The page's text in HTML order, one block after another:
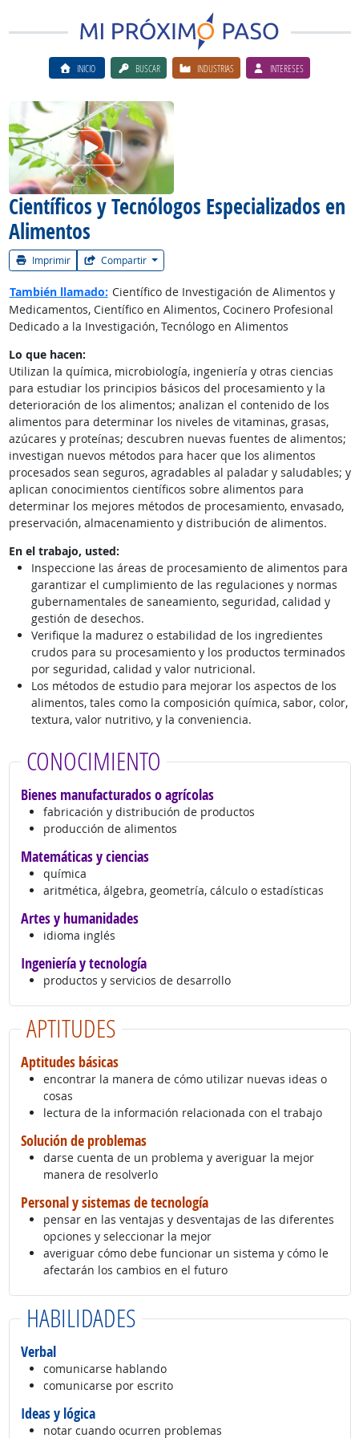
INICIO BUSCAR INDUSTRIAS INTERESES
Científicos y Tecnólogos Especializados en
Alimentos
Imprimir Compartir
Ver el vίdeo de la carrera
También llamado: Científico de Investigación de Alimentos y
Medicamentos, Científico en Alimentos, Cocinero Profesional
Dedicado a la Investigación, Tecnólogo en Alimentos
Lo que hacen:
Utilizan la química, microbiología, ingeniería y otras ciencias
para estudiar los principios básicos del procesamiento y la
deterioración de los alimentos; analizan el contenido de los
alimentos para determinar los niveles de vitaminas, grasas,
azúcares y proteínas; descubren nuevas fuentes de alimentos;
investigan nuevos métodos para hacer que los alimentos
procesados sean seguros, agradables al paladar y saludables; y
aplican conocimientos científicos sobre alimentos para
determinar los mejores métodos de procesamiento, envasado,
preservación, almacenamiento y distribución de alimentos.
En el trabajo, usted:
Inspeccione las áreas de procesamiento de alimentos para
garantizar el cumplimiento de las regulaciones y normas
gubernamentales de saneamiento, seguridad, calidad y
gestión de desechos.
Verifique la madurez o estabilidad de los ingredientes
crudos para su procesamiento y los productos terminados
por seguridad, calidad y valor nutricional.
Los métodos de estudio para mejorar los aspectos de los
alimentos, tales como la composición química, sabor, color,
textura, valor nutritivo, y la conveniencia.
CONOCIMIENTO
Bienes manufacturados o agrícolas
fabricación y distribución de productos
producción de alimentos
Matemáticas y ciencias
química
aritmética, álgebra, geometría, cálculo o estadísticas
Artes y humanidades
idioma inglés
Ingeniería y tecnología
productos y servicios de desarrollo
APTITUDES
Aptitudes básicas
encontrar la manera de cómo utilizar nuevas ideas o
cosas
lectura de la información relacionada con el trabajo
Solución de problemas
darse cuenta de un problema y averiguar la mejor
manera de resolverlo
Personal y sistemas de tecnología
pensar en las ventajas y desventajas de las diferentes
opciones y seleccionar la mejor
averiguar cómo debe funcionar un sistema y cómo le
afectarán los cambios en el futuro
HABILIDADES
Verbal
comunicarse hablando
comunicarse por escrito
Ideas y lógica
notar cuando ocurren problemas